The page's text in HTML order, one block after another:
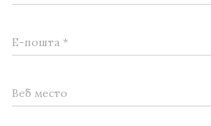
Е-пошта *
Веб место